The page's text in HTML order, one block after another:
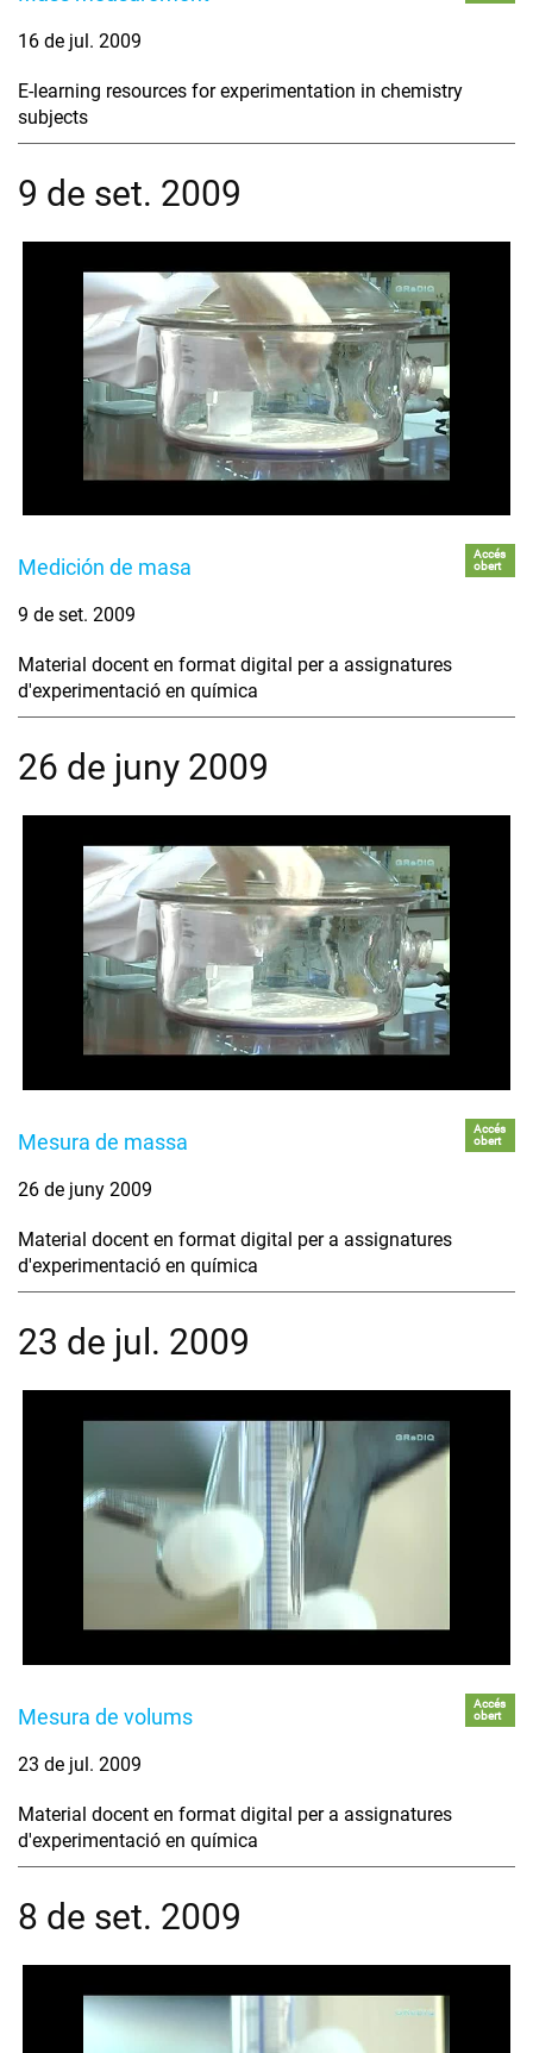
16 de jul. 2009
E-learning resources for experimentation in chemistry
subjects
9 de set. 2009
Medición de masa
Accés
obert
9 de set. 2009
Material docent en format digital per a assignatures
d'experimentació en química
26 de juny 2009
Mesura de massa
Accés
obert
26 de juny 2009
Material docent en format digital per a assignatures
d'experimentació en química
23 de jul. 2009
Mesura de volums
Accés
obert
23 de jul. 2009
Material docent en format digital per a assignatures
d'experimentació en química
8 de set. 2009